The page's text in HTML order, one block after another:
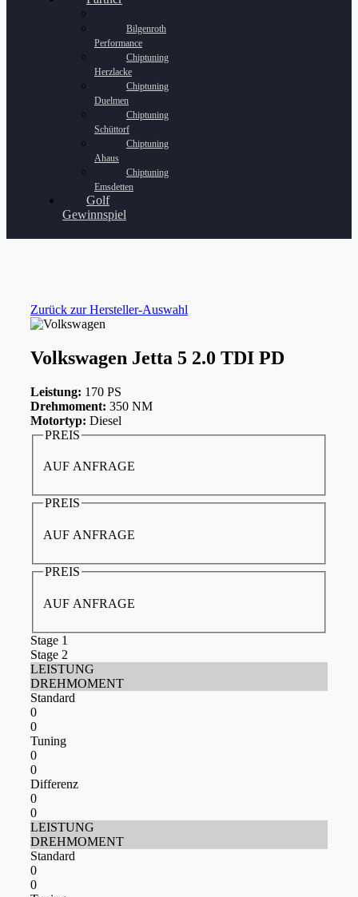
Bilgenroth
Performance
Chiptuning
Herzlacke
Chiptuning
Duelmen
Chiptuning
Schüttorf
Chiptuning
Ahaus
Chiptuning
Emsdetten
Golf
Gewinnspiel
Zurück zur Hersteller-Auswahl
Volkswagen Jetta 5 2.0 TDI PD
Leistung: 170 PS
Drehmoment: 350 NM
Motortyp: Diesel
PREIS
AUF ANFRAGE
PREIS
AUF ANFRAGE
PREIS
AUF ANFRAGE
Stage 1
Stage 2
LEISTUNG
DREHMOMENT
Standard
0
0
Tuning
0
0
Differenz
0
0
LEISTUNG
DREHMOMENT
Standard
0
0